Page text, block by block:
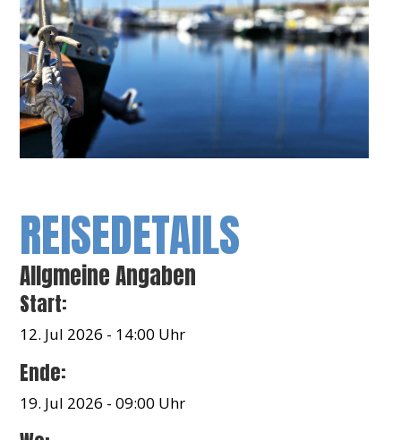
REISEDETAILS
Allgmeine Angaben
Start:
12. Jul 2026 - 14:00 Uhr
Ende:
19. Jul 2026 - 09:00 Uhr